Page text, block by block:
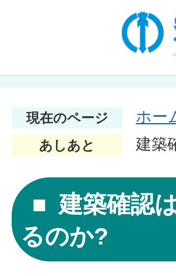
現在のページ ホー
あしあと 建築
建築確認
るのか?